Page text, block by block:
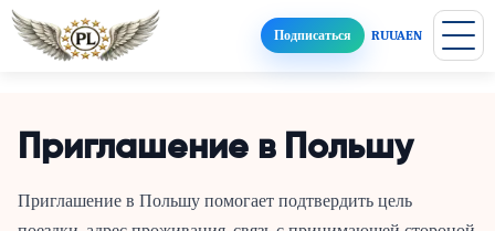
Подписаться RUUAEN
Приглашение в Польшу
Приглашение в Польшу помогает подтвердить цель